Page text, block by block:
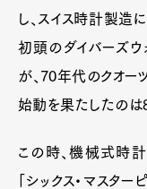
し、スイス時計製造
初頭のダイバーズ
が、70年代のクオ
始動を果たしたのは
この時、機械式時
「シックス・マスタ